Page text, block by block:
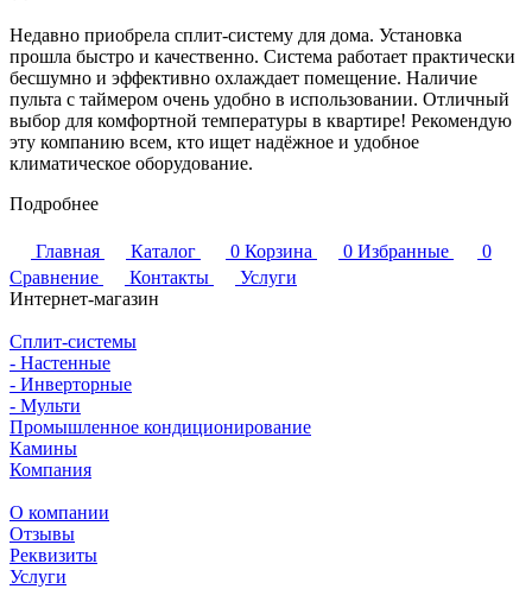
Недавно приобрела сплит-систему для дома. Установка
прошла быстро и качественно. Система работает практически
бесшумно и эффективно охлаждает помещение. Наличие
пульта с таймером очень удобно в использовании. Отличный
выбор для комфортной температуры в квартире! Рекомендую
эту компанию всем, кто ищет надёжное и удобное
климатическое оборудование.
Подробнее
Главная Каталог 0 Корзина 0 Избранные
0
Сравнение
Контакты
Услуги
Интернет-магазин
Сплит-системы
- Настенные
- Инверторные
- Мульти
Промышленное кондиционирование
Камины
Компания
О компании
Отзывы
Реквизиты
Услуги